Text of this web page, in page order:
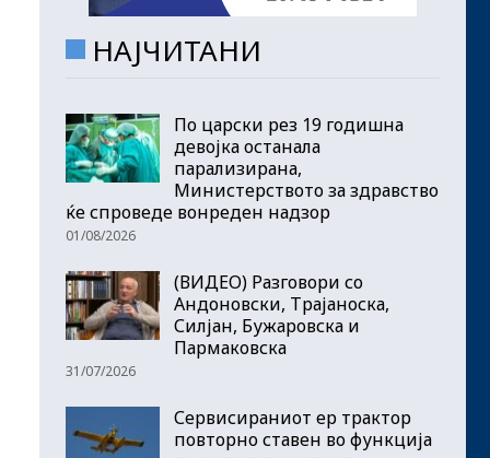
НАЈЧИТАНИ
По царски рез 19 годишна
девојка останала
парализирана,
Министерството за здравство
ќе спроведе вонреден надзор
01/08/2026
(ВИДЕО) Разговори со
Андоновски, Трајаноска,
Силјан, Бужаровска и
Пармаковска
31/07/2026
Сервисираниот ер трактор
повторно ставен во функција